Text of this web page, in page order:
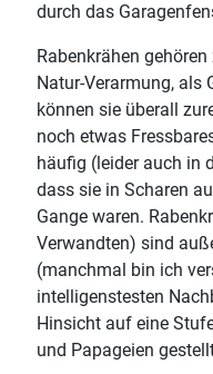
durch das
Rabenkrähen
Natur-Verarmung, als
können sie überall
noch etwas
häufig (leider auch in
dass sie in Scharen
Gange waren.
Verwandten) sind
(manchmal bin ich
intelligenstesten
Hinsicht auf eine
und Papageien